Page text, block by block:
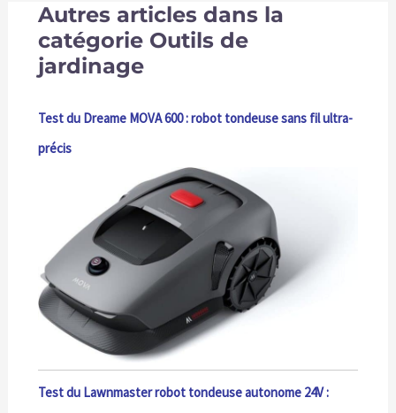
Autres articles dans la
catégorie Outils de
jardinage
Test du Dreame MOVA 600 : robot tondeuse sans fil ultra-
précis
Test du Lawnmaster robot tondeuse autonome 24V :